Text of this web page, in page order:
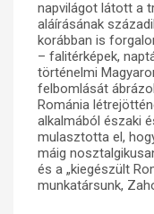
napvilágot látott a
aláírásának
korábban is
– falitérképek,
történelmi
felbomlását
Románia
alkalmából északi
mulasztotta el,
máig
és a „kiegészült
munkatársunk,